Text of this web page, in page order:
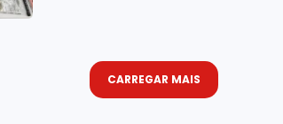
CARREGAR MAIS